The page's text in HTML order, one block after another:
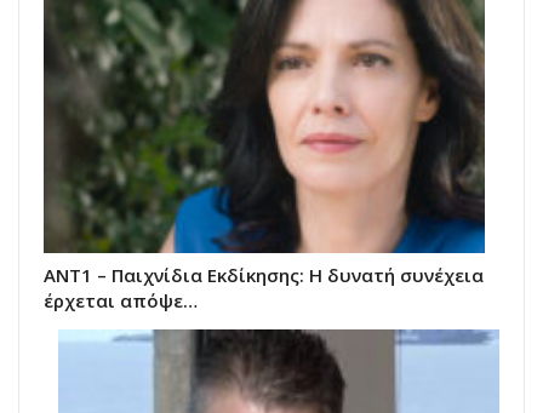
ΑΝΤ1 – Παιχνίδια Εκδίκησης: Η δυνατή συνέχεια
έρχεται απόψε…